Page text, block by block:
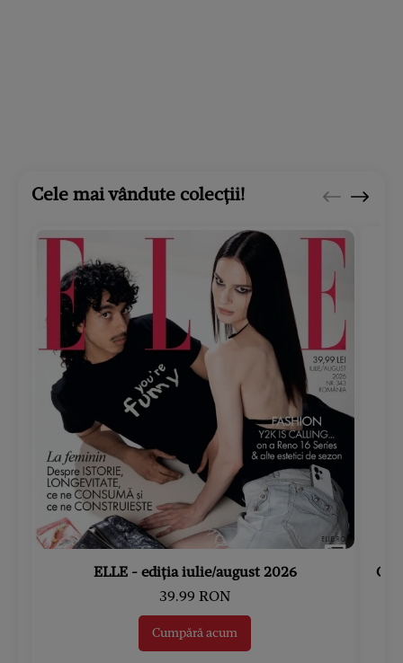
Cele mai vândute colecții!
ELLE - ediția iulie/august 2026
39.99 RON
Cumpără acum